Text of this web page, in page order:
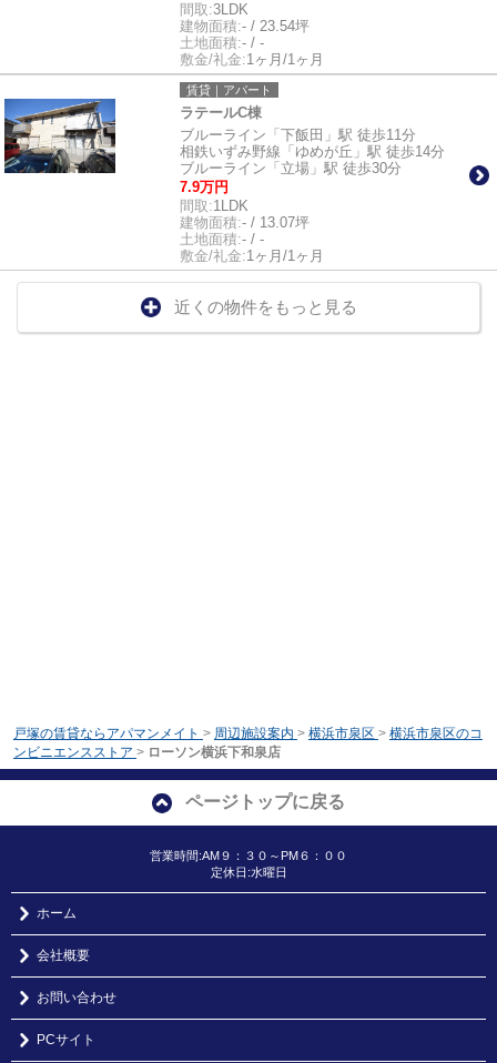
間取:3LDK
建物面積:- / 23.54坪
土地面積:- / -
敷金/礼金:1ヶ月/1ヶ月
賃貸｜アパート
ラテールC棟
ブルーライン「下飯田」駅 徒歩11分
相鉄いずみ野線「ゆめが丘」駅 徒歩14分
ブルーライン「立場」駅 徒歩30分
7.9万円
間取:1LDK
建物面積:- / 13.07坪
土地面積:- / -
敷金/礼金:1ヶ月/1ヶ月
近くの物件をもっと見る
戸塚の賃貸ならアパマンメイト > 周辺施設案内 > 横浜市泉区 > 横浜市泉区のコ
ンビニエンスストア > ローソン横浜下和泉店
ページトップに戻る
営業時間:AM９：３０～PM６：００
定休日:水曜日
ホーム
会社概要
お問い合わせ
PCサイト